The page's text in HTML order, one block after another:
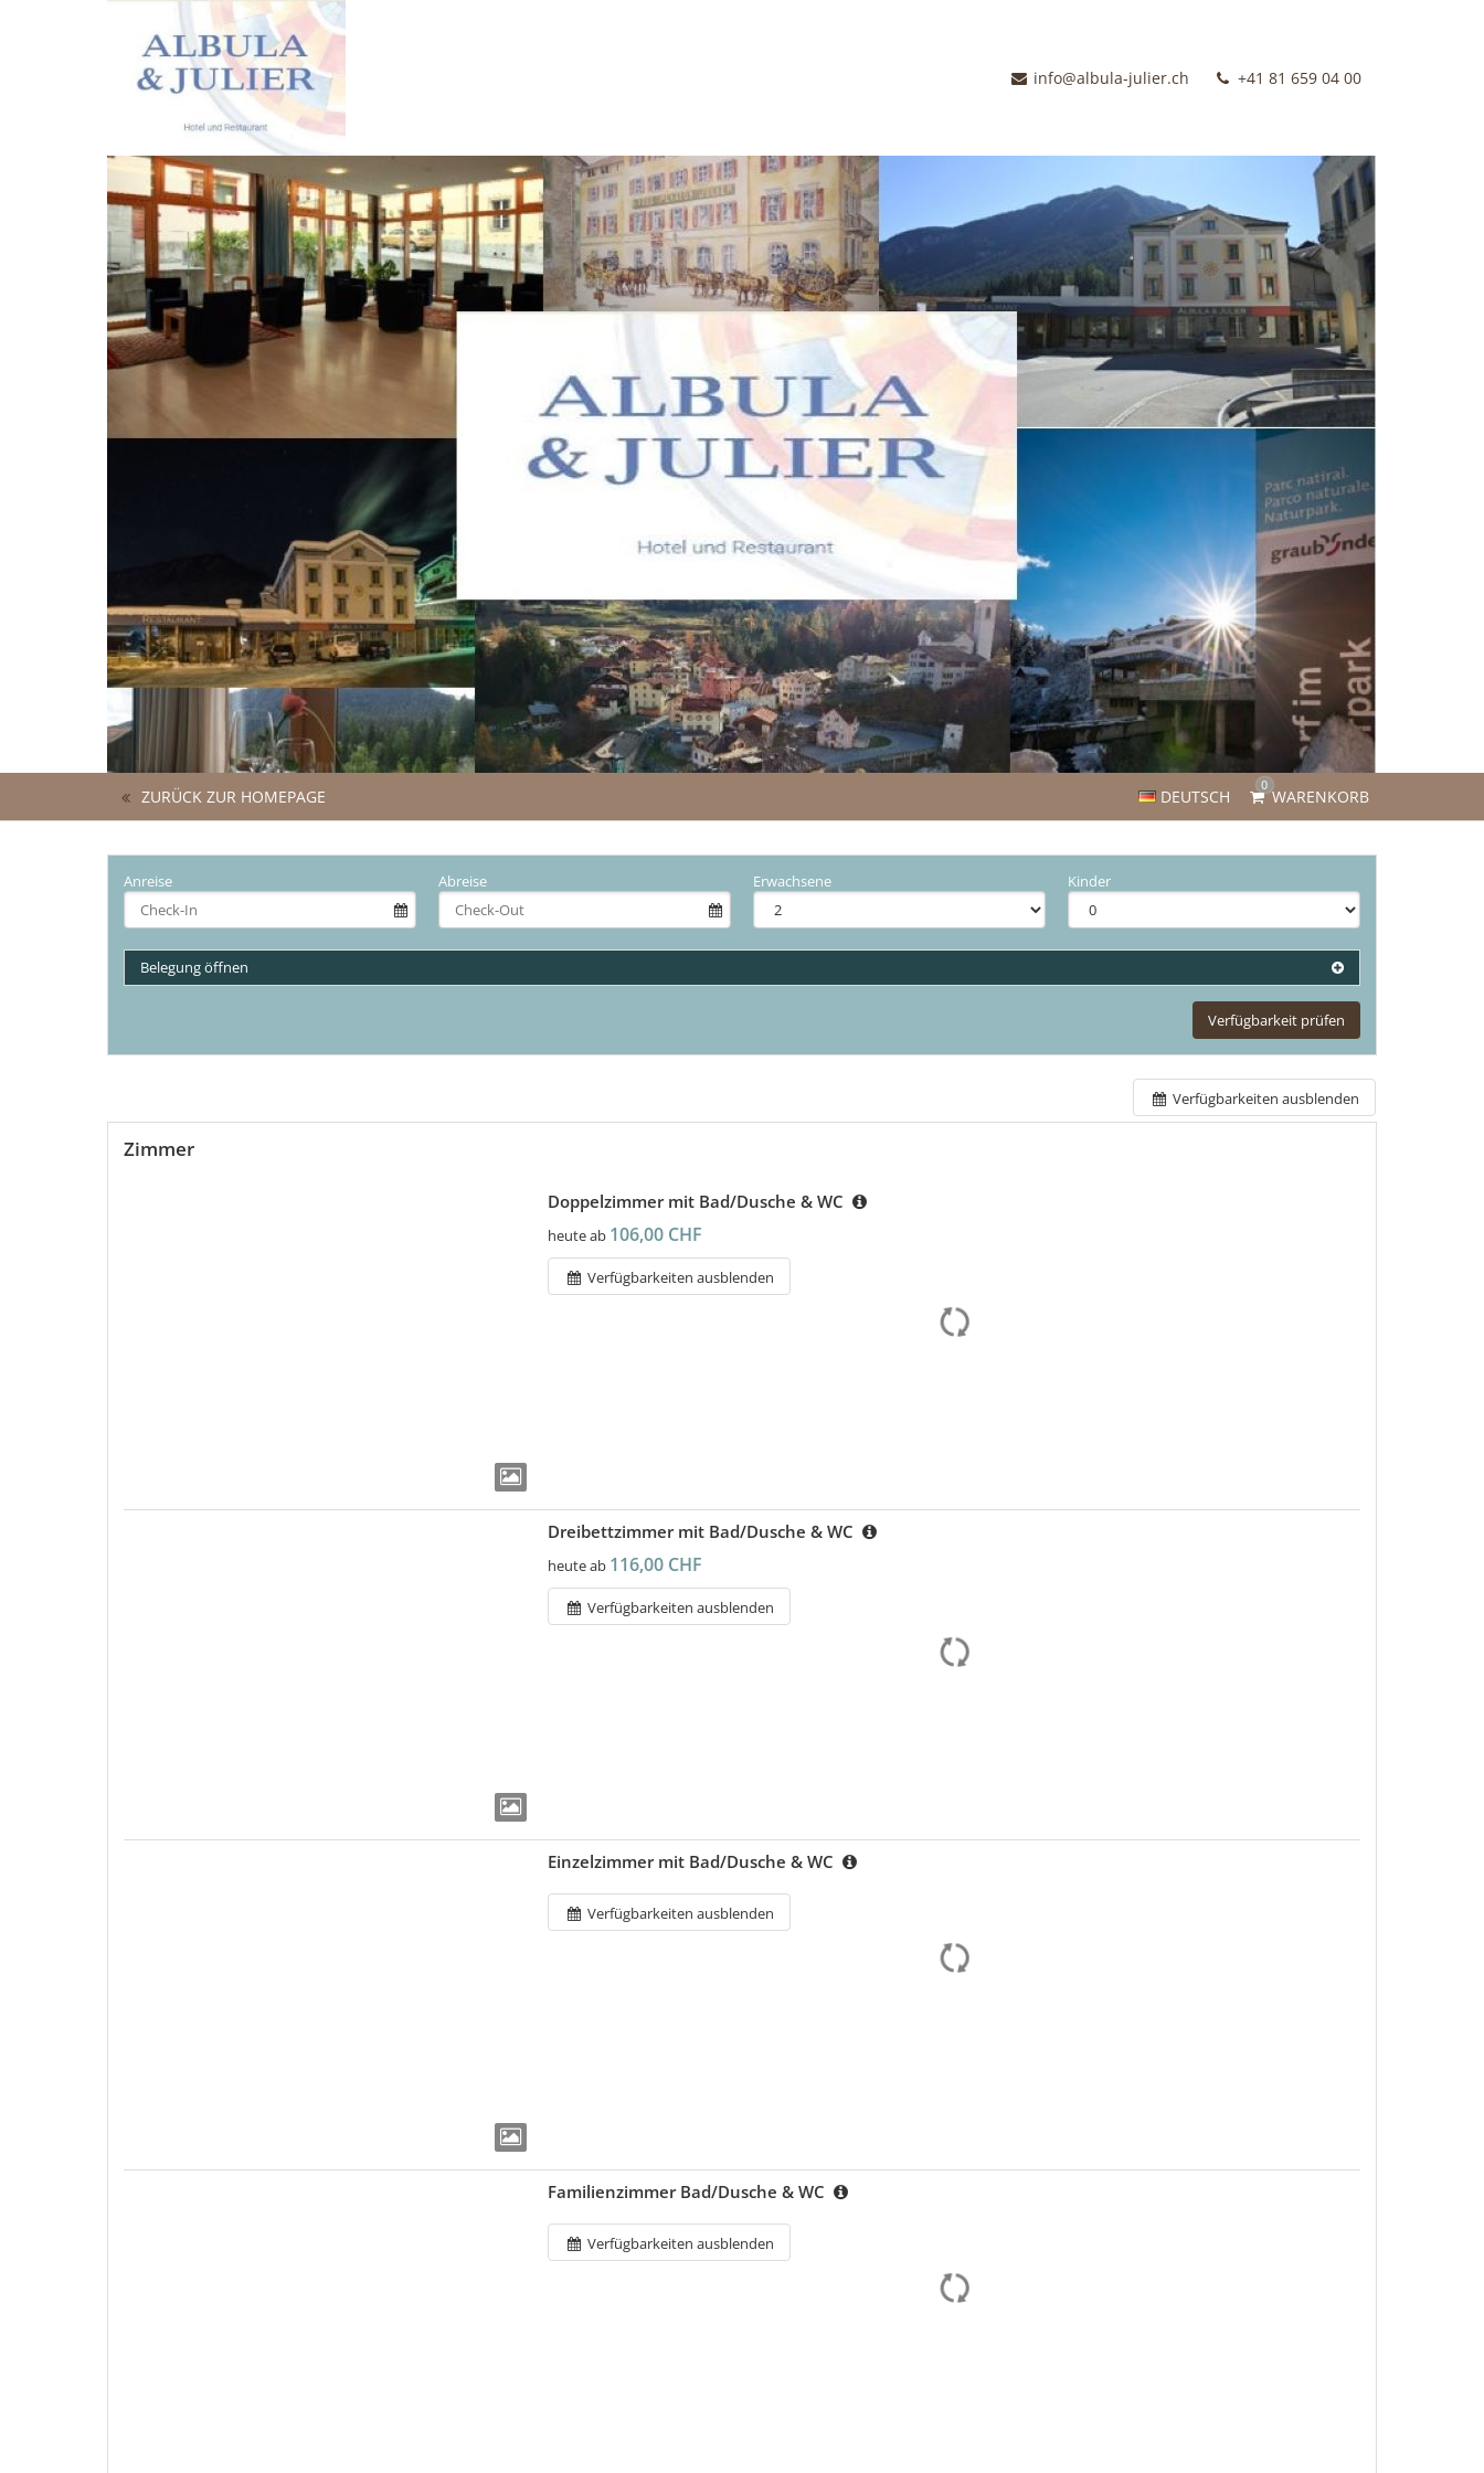
info@albula-julier.ch +41 81 659 04 00
DEUTSCH
0
WARENKORB
ZURÜCK ZUR HOMEPAGE
Anreise Abreise Erwachsene Kinder
Belegung öffnen
Verfügbarkeit prüfen
Verfügbarkeiten ausblenden
Zimmer
Doppelzimmer mit Bad/Dusche & WC
heute ab 106,00 CHF
Verfügbarkeiten ausblenden
Dreibettzimmer mit Bad/Dusche & WC
heute ab 116,00 CHF
Verfügbarkeiten ausblenden
Einzelzimmer mit Bad/Dusche & WC
Verfügbarkeiten ausblenden
Familienzimmer Bad/Dusche & WC
Verfügbarkeiten ausblenden